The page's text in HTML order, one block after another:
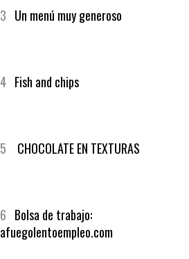
3 Un menú muy generoso
4 Fish and chips
5 CHOCOLATE EN TEXTURAS
6 Bolsa de trabajo:
afuegolentoempleo.com